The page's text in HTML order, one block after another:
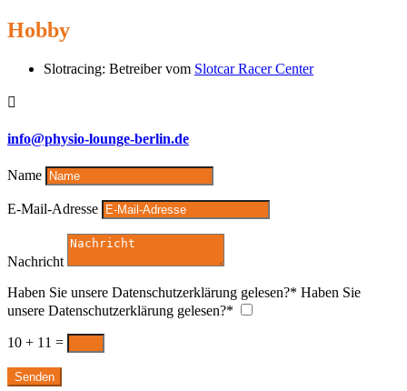
Hobby
Slotracing: Betreiber vom Slotcar Racer Center

info@physio-lounge-berlin.de
Name
E-Mail-Adresse
Nachricht
Haben Sie unsere Datenschutzerklärung gelesen?* Haben Sie
unsere Datenschutzerklärung gelesen?*
10 + 11 =
Senden